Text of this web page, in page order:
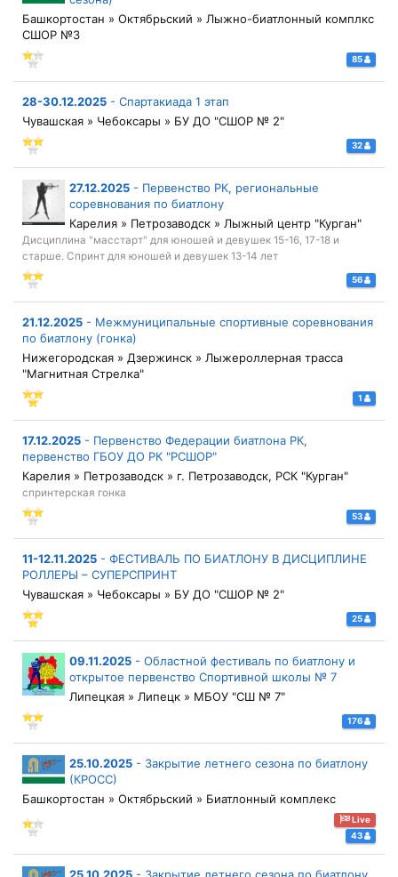
Башкортостан » Октябрьский » Лыжно-биатлонный комплкс
СШОР №3
85
28-30.12.2025 - Спартакиада 1 этап
Чувашская » Чебоксары » БУ ДО "СШОР № 2"
32
27.12.2025 - Первенство РК, региональные
соревнования по биатлону
Карелия » Петрозаводск » Лыжный центр "Курган"
Дисциплина "масстарт" для юношей и девушек 15-16, 17-18 и
старше. Спринт для юношей и девушек 13-14 лет
56
21.12.2025 - Межмуниципальные спортивные соревнования
по биатлону (гонка)
Нижегородская » Дзержинск » Лыжероллерная трасса
"Магнитная Стрелка"
1
17.12.2025 - Первенство Федерации биатлона РК,
первенство ГБОУ ДО РК "РСШОР"
Карелия » Петрозаводск » г. Петрозаводск, РСК "Курган"
спринтерская гонка
53
11-12.11.2025 - ФЕСТИВАЛЬ ПО БИАТЛОНУ В ДИСЦИПЛИНЕ
РОЛЛЕРЫ – СУПЕРСПРИНТ
Чувашская » Чебоксары » БУ ДО "СШОР № 2"
25
09.11.2025 - Областной фестиваль по биатлону и
открытое первенство Спортивной школы № 7
Липецкая » Липецк » МБОУ "СШ № 7"
176
25.10.2025 - Закрытие летнего сезона по биатлону
(КРОСС)
Башкортостан » Октябрьский » Биатлонный комплекс
Live
43